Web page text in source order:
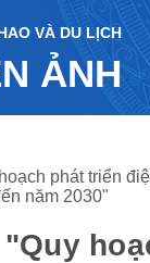
VÀ DU LỊCH
ẢNH
phát triển
năm 2030"